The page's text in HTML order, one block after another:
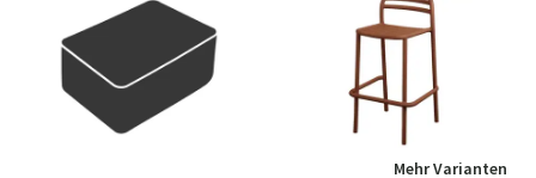
Mehr Varianten